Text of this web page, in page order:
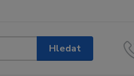
Hledat